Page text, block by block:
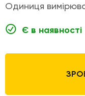
Одиниця
Є в наявності